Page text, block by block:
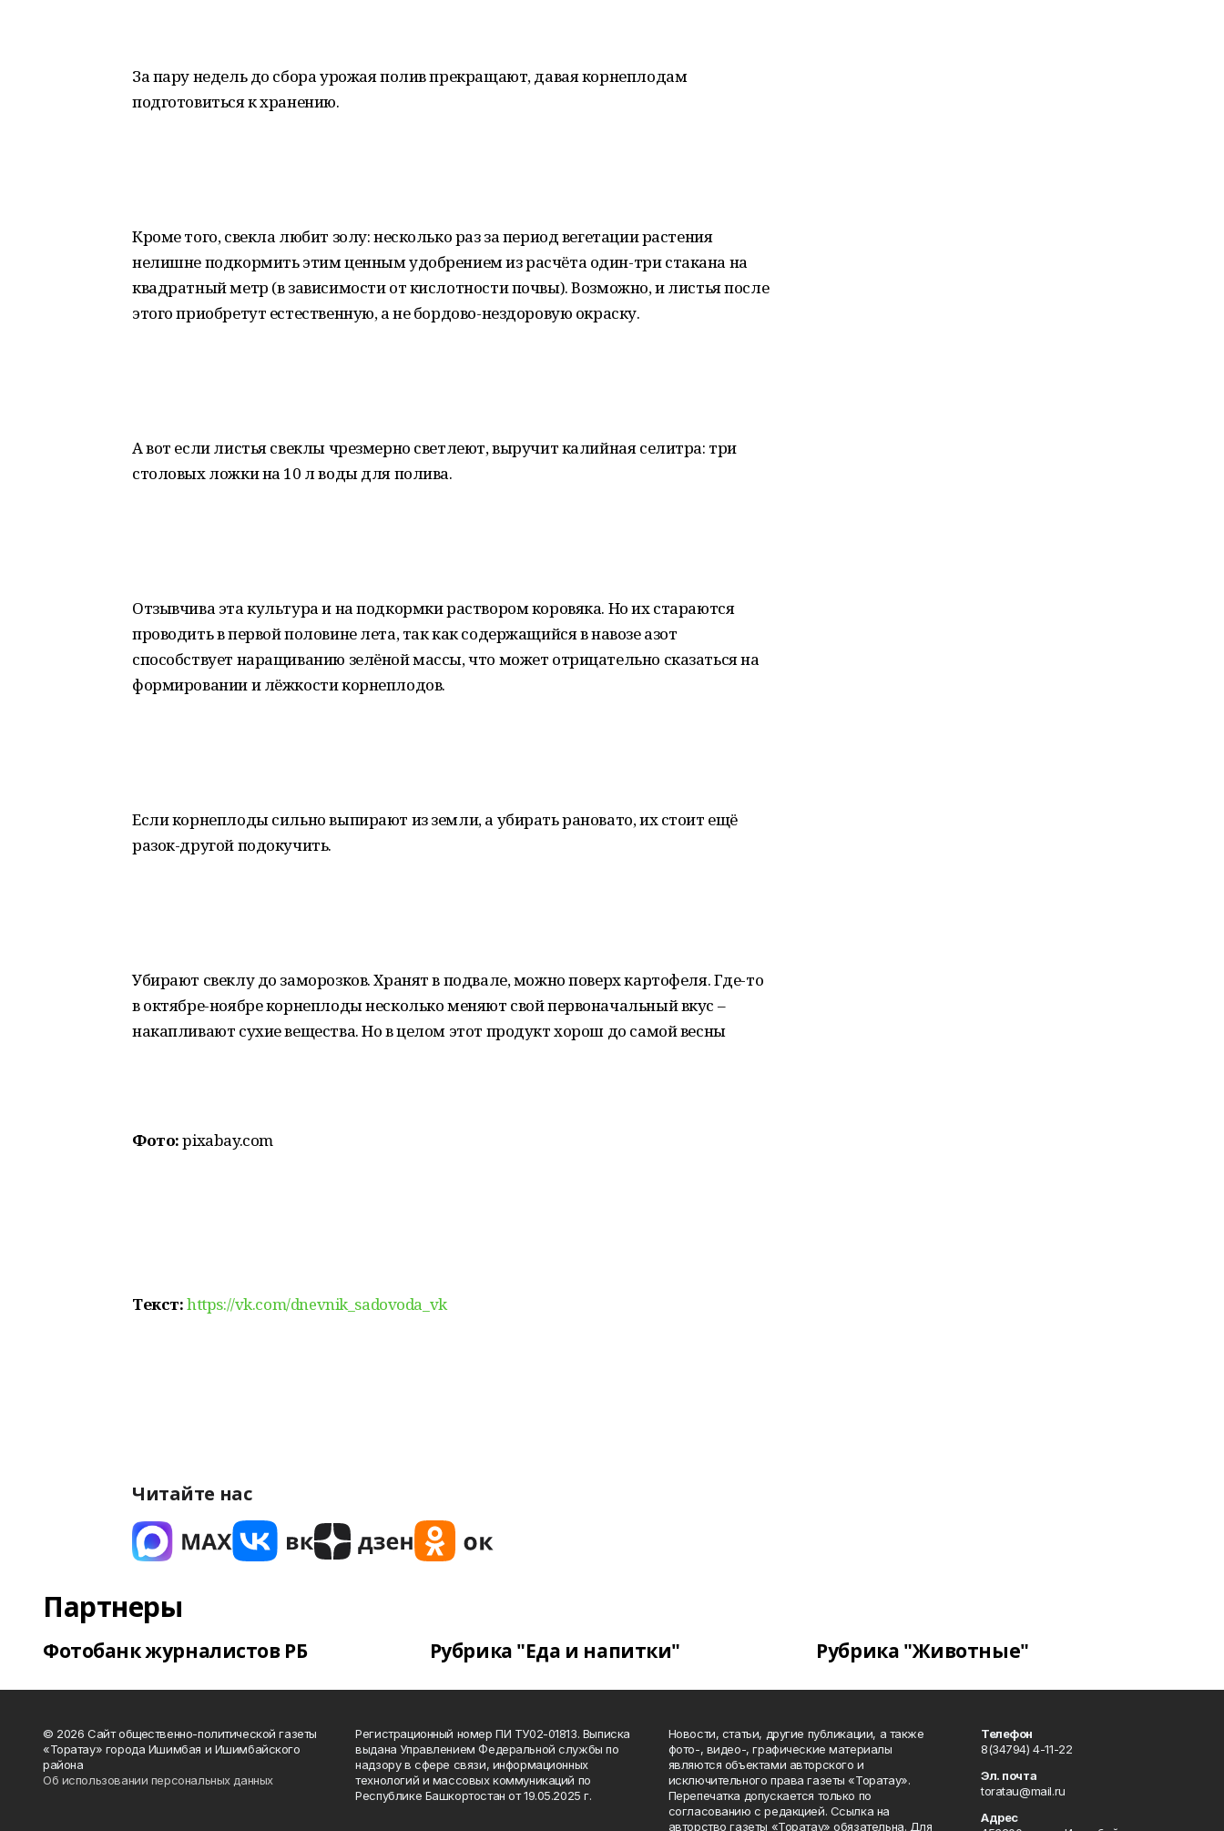
За пару недель до сбора урожая полив прекращают, давая корнеплодам
подготовиться к хранению.
Кроме того, свекла любит золу: несколько раз за период вегетации растения
нелишне подкормить этим ценным удобрением из расчёта один-три стакана на
квадратный метр (в зависимости от кислотности почвы). Возможно, и листья после
этого приобретут естественную, а не бордово-нездоровую окраску.
А вот если листья свеклы чрезмерно светлеют, выручит калийная селитра: три
столовых ложки на 10 л воды для полива.
Отзывчива эта культура и на подкормки раствором коровяка. Но их стараются
проводить в первой половине лета, так как содержащийся в навозе азот
способствует наращиванию зелёной массы, что может отрицательно сказаться на
формировании и лёжкости корнеплодов.
Если корнеплоды сильно выпирают из земли, а убирать рановато, их стоит ещё
разок-другой подокучить.
Убирают свеклу до заморозков. Хранят в подвале, можно поверх картофеля. Где-то
в октябре-ноябре корнеплоды несколько меняют свой первоначальный вкус –
накапливают сухие вещества. Но в целом этот продукт хорош до самой весны
Фото:pixabay.com
Текст:https://vk.com/dnevnik_sadovoda_vk
Читайте нас
Партнеры
Фотобанк журналистов РБ Рубрика "Еда и напитки" Рубрика "Животные"
© 2026 Сайт общественно-политической газеты
«Торатау» города Ишимбая и Ишимбайского
района
Об использовании персональных данных
Регистрационный номер ПИ ТУ02-01813. Выписка
выдана Управлением Федеральной службы по
надзору в сфере связи, информационных
технологий и массовых коммуникаций по
Республике Башкортостан от 19.05.2025 г.
Новости, статьи, другие публикации, а также
фото-, видео-, графические материалы
являются объектами авторского и
исключительного права газеты «Торатау».
Перепечатка допускается только по
согласованию с редакцией. Ссылка на
авторство газеты «Торатау» обязательна. Для
Телефон
8(34794) 4-11-22
Эл. почта
toratau@mail.ru
Адрес